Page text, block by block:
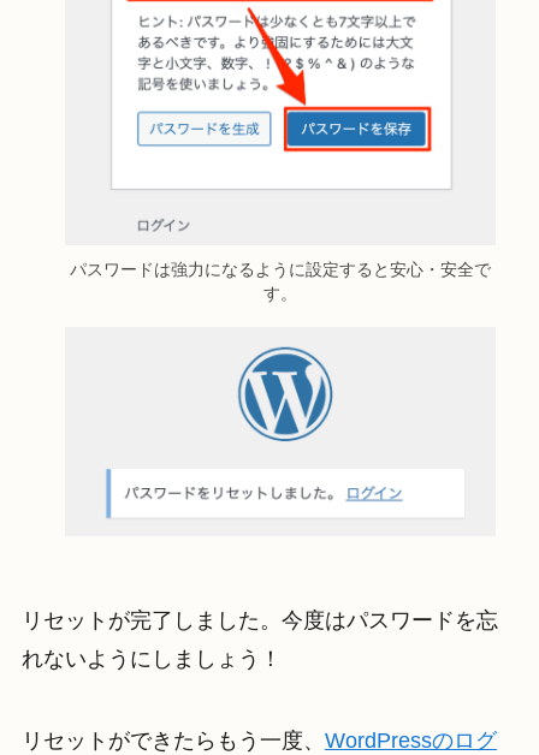
パスワードは強力になるように設定すると安心・安全で
す。
リセットが完了しました。今度はパスワードを忘
れないようにしましょう！
リセットができたらもう一度、 WordPressのログ